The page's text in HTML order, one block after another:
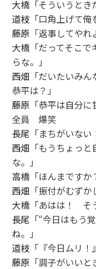
大橋 「そういうと
道枝 「口角上げて俺
藤原 「返事してやれ
大橋 「だってそこ
らな。」
西畑 「だいたいみ
恭平は？」
藤原 「恭平は自分に
全員 爆笑
長尾 「まちがいない
西畑 「もうちょっ
な。」
高橋 「ほんまですか
西畑 「振付がむず
大橋 「あはは！ そ
長尾 「“今日はもう
ね。」
道枝 「『今日ムリ！
藤原 「調子がいい